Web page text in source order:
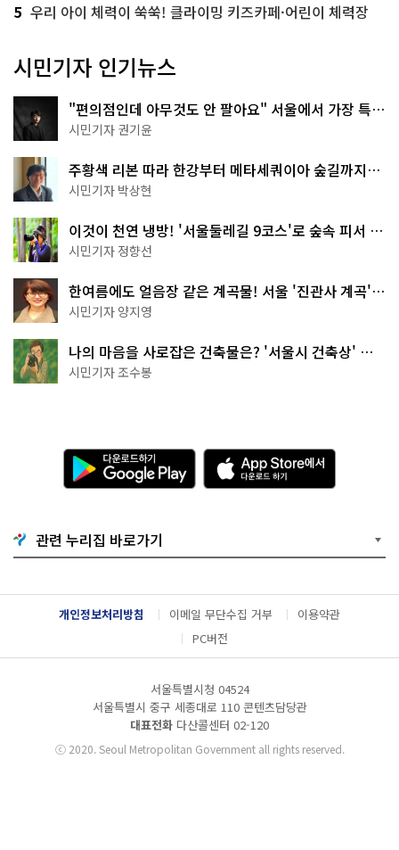
5 우리 아이 체력이 쑥쑥! 클라이밍 키즈카페·어린이 체력장
시민기자 인기뉴스
"편의점인데 아무것도 안 팔아요" 서울에서 가장 특별
한 편의점의 정체
시민기자 권기윤
주황색 리본 따라 한강부터 메타세쿼이아 숲길까지…
서울둘레길 15코스
시민기자 박상현
이것이 천연 냉방! '서울둘레길 9코스'로 숲속 피서 떠
나볼까
시민기자 정향선
한여름에도 얼음장 같은 계곡물! 서울 '진관사 계곡'이
천국이네~
시민기자 양지영
나의 마음을 사로잡은 건축물은? '서울시 건축상' 수
상작 공개!
시민기자 조수봉
다
운
로
기
G
o
g
l
e
l
A
p
p
e
서
다
운
드
관련 누리집 바로가기
개인정보처리방침 이메일 무단수집 거부
이용약관
PC버전
서울특별시청 04524
서울특별시 중구 세종대로 110 콘텐츠담당관
대표전화 다산콜센터 02-120
ⓒ2020. Seoul Metropolitan Government all rights reserved.